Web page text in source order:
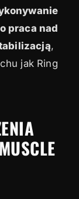
praca nad
,
jak Ring